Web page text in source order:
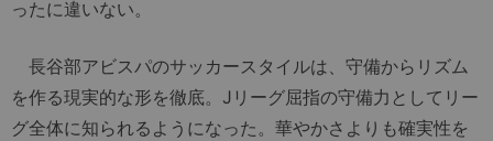
ったに違いない。
長谷部アビスパのサッカースタイルは、守備からリズム
を作る現実的な形を徹底。Jリーグ屈指の守備力としてリー
グ全体に知られるようになった。華やかさよりも確実性を